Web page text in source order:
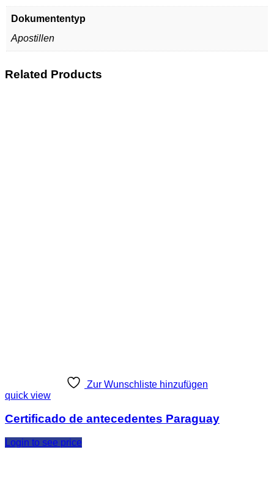
Dokumententyp
Apostillen
Related Products
Zur Wunschliste hinzufügen
quick view
Certificado de antecedentes Paraguay
Login to see price